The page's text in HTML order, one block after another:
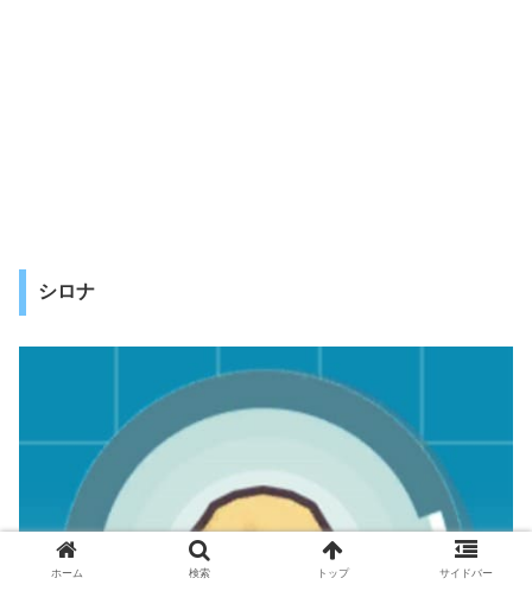
シロナ
ホーム 検索 トップ サイドバー